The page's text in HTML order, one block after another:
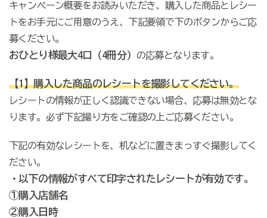
キャンペーン概要をお読みいただき、購入した商品とレシー
トをお手元にご用意のうえ、下記要領で下のボタンからご応
募ください。
おひとり様最大4口（4冊分） の応募となります。
【1】購入した商品のレシートを撮影してください。
レシートの情報が正しく認識できない場合、応募は無効とな
ります。必ず下記撮り方をご確認の上ご応募ください。
下記の有効なレシートを、机などに置きまっすぐ撮影してく
ださい。
・以下の情報がすべて印字されたレシートが有効です。
①購入店舗名
②購入日時